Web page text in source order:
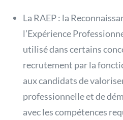
La RAEP : la
l’Expérience
utilisé dans certains
recrutement par la
aux candidats de
professionnelle et de
avec les compétences